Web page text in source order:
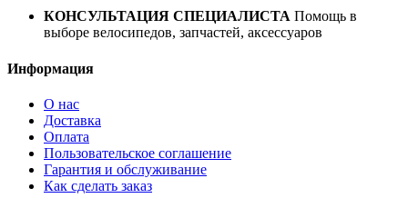
КОНСУЛЬТАЦИЯ СПЕЦИАЛИСТА Помощь в
выборе велосипедов, запчастей, аксессуаров
Информация
О нас
Доставка
Оплата
Пользовательское соглашение
Гарантия и обслуживание
Как сделать заказ